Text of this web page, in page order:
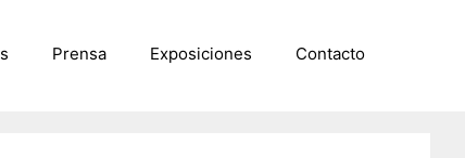
Prensa Exposiciones Contacto